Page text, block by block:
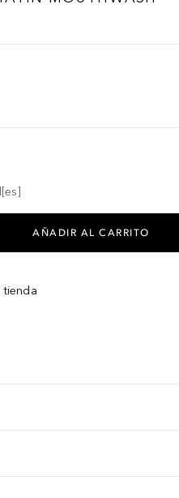
AÑADIR AL CARRITO
tienda